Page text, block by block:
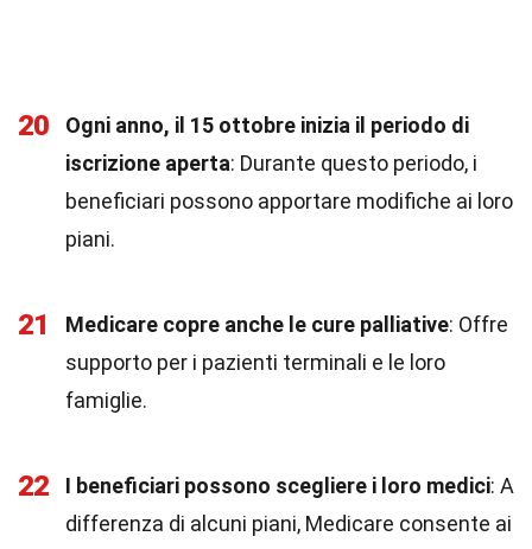
20
Ogni anno, il 15 ottobre inizia il periodo di
iscrizione aperta: Durante questo periodo, i
beneficiari possono apportare modifiche ai loro
piani.
21 Medicare copre anche le cure palliative: Offre
supporto per i pazienti terminali e le loro
famiglie.
22 I beneficiari possono scegliere i loro medici: A
differenza di alcuni piani, Medicare consente ai